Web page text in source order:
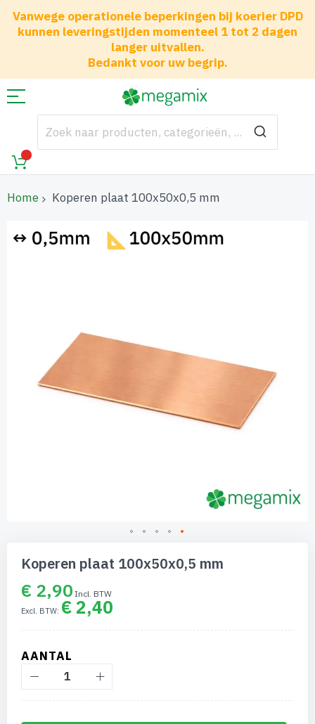
Vanwege operationele beperkingen bij koerier DPD
kunnen leveringstijden momenteel 1 tot 2 dagen
langer uitvallen.
Bedankt voor uw begrip.
Home Koperen plaat 100x50x0,5 mm
naar
naar
begin
Koperen plaat 100x50x0,5 mm
€ 2,90
€ 2,40
AANTAL